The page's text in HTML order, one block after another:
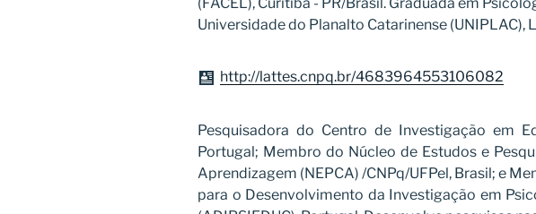
Universidade do Planalto Catarinense (UNIPLAC),
http://lattes.cnpq.br/4683964553106082
Pesquisadora do Centro de Investigação em
Portugal; Membro do Núcleo de Estudos e
Aprendizagem (NEPCA) /CNPq/UFPel, Brasil; e
para o Desenvolvimento da Investigação em